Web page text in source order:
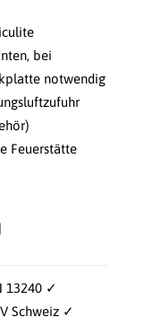
bei
notwendig
Feuerstätte
13240 ✓
Schweiz ✓